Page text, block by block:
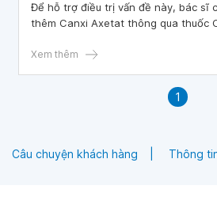
Để hỗ trợ điều trị vấn đề này, bác sĩ
thêm Canxi Axetat thông qua thuốc
Xem thêm
1
Câu chuyện khách hàng Thông